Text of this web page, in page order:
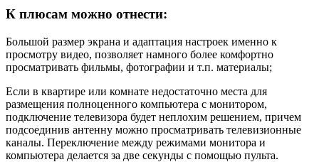
К плюсам можно отнести:
Большой размер экрана и адаптация настроек именно к
просмотру видео, позволяет намного более комфортно
просматривать фильмы, фотографии и т.п. материалы;
Если в квартире или комнате недостаточно места для
размещения полноценного компьютера с монитором,
подключение телевизора будет неплохим решением, причем
подсоединив антенну можно просматривать телевизионные
каналы. Переключение между режимами монитора и
компьютера делается за две секунды с помощью пульта.